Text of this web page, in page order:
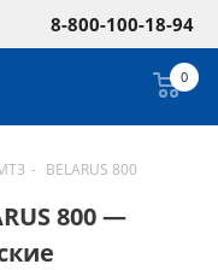
8-800-100-18-94
0
- BELARUS 800
800 —